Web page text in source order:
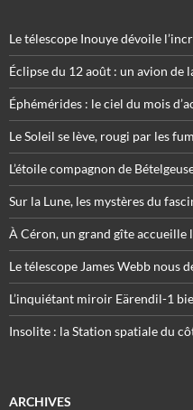
Le télescope Inouye dévoile
Éclipse du 12 août : un avion de
Éphémérides : le ciel du mois
Le Soleil se lève, rougi par les
L’étoile compagnon de
Sur la Lune, les mystères du
À Céron, un grand gîte accueille
Le télescope James Webb nous
L’inquiétant miroir Eärendil-1
Insolite : la Station spatiale du
ARCHIVES